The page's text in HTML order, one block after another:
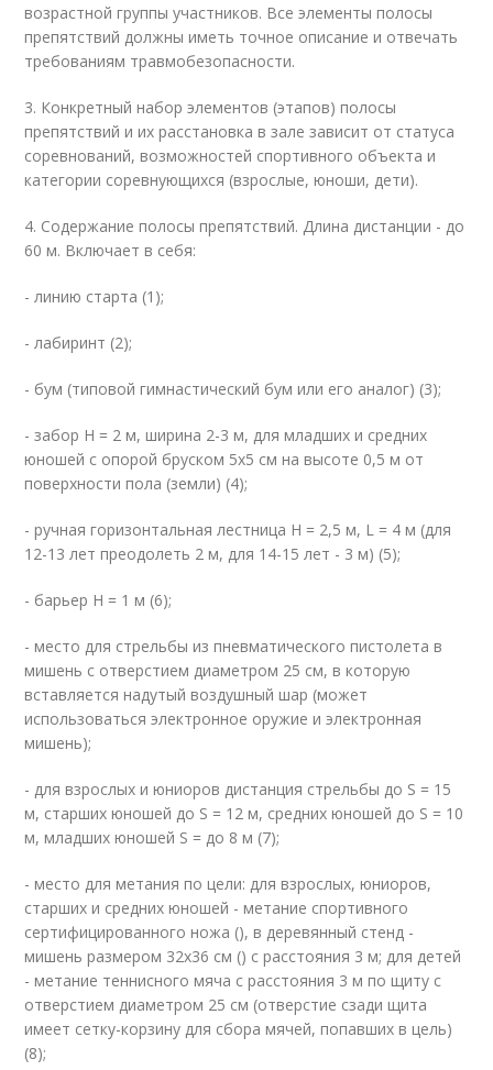
возрастной группы участников. Все элементы полосы
препятствий должны иметь точное описание и отвечать
требованиям травмобезопасности.
3. Конкретный набор элементов (этапов) полосы
препятствий и их расстановка в зале зависит от статуса
соревнований, возможностей спортивного объекта и
категории соревнующихся (взрослые, юноши, дети).
4. Содержание полосы препятствий. Длина дистанции - до
60 м. Включает в себя:
- линию старта (1);
- лабиринт (2);
- бум (типовой гимнастический бум или его аналог) (3);
- забор H = 2 м, ширина 2-3 м, для младших и средних
юношей с опорой бруском 5х5 см на высоте 0,5 м от
поверхности пола (земли) (4);
- ручная горизонтальная лестница H = 2,5 м, L = 4 м (для
12-13 лет преодолеть 2 м, для 14-15 лет - 3 м) (5);
- барьер H = 1 м (6);
- место для стрельбы из пневматического пистолета в
мишень с отверстием диаметром 25 см, в которую
вставляется надутый воздушный шар (может
использоваться электронное оружие и электронная
мишень);
- для взрослых и юниоров дистанция стрельбы до S = 15
м, старших юношей до S = 12 м, средних юношей до S = 10
м, младших юношей S = до 8 м (7);
- место для метания по цели: для взрослых, юниоров,
старших и средних юношей - метание спортивного
сертифицированного ножа (), в деревянный стенд -
мишень размером 32х36 см () с расстояния 3 м; для детей
- метание теннисного мяча с расстояния 3 м по щиту с
отверстием диаметром 25 см (отверстие сзади щита
имеет сетку-корзину для сбора мячей, попавших в цель)
(8);